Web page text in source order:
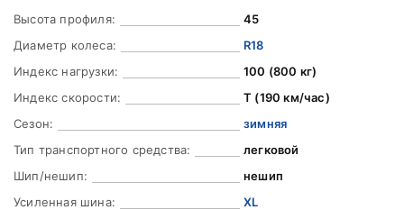
Высота профиля:
45
Диаметр колеса:
R18
Индекс нагрузки:
100 (800 кг)
Индекс скорости:
T (190 км/час)
Сезон:
зимняя
Тип транспортного средства:
легковой
Шип/нешип:
нешип
Усиленная шина:
XL